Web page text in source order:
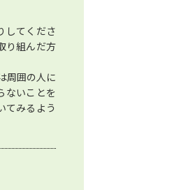
してくださ
り組んだ方
周囲の人に
ないことを
てみるよう